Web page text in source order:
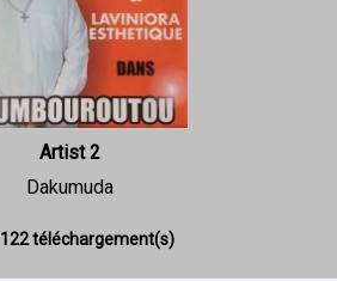
Artist 2
Dakumuda
122 téléchargement(s)